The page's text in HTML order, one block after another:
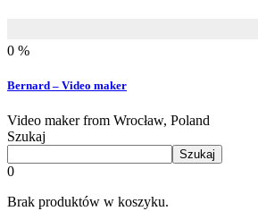
0 %
Bernard – Video maker
Video maker from Wrocław, Poland
Szukaj
Szukaj
0
Brak produktów w koszyku.